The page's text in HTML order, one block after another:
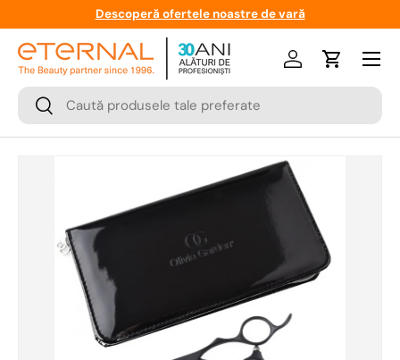
Descoperă ofertele noastre de vară
Cauta
Cauta
LogareCos
Meniu